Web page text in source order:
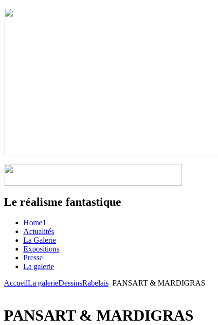
Le réalisme fantastique
Home1
Actualités
La Galerie
Expositions
Presse
La galerie
AccueilLa galerieDessinsRabelais PANSART & MARDIGRAS
PANSART & MARDIGRAS